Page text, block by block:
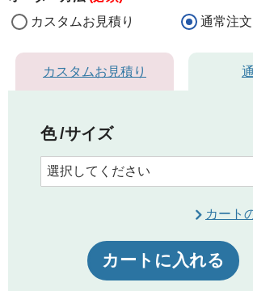
カスタムお見積り
通常注文
カスタムお見積り
色 サイズ
カート
カートに入れる